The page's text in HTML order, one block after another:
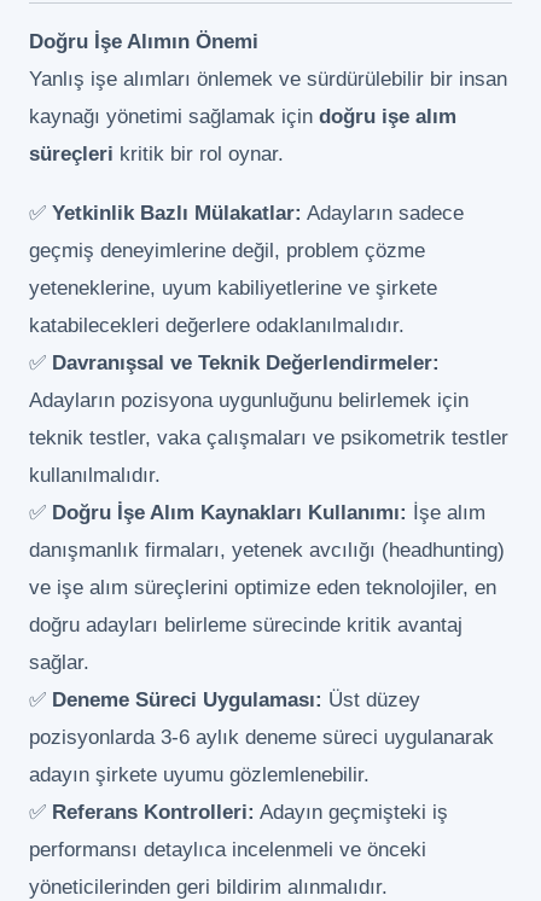
Doğru İşe Alımın Önemi
Yanlış işe alımları önlemek ve sürdürülebilir bir insan
kaynağı yönetimi sağlamak için doğru işe alım
süreçleri kritik bir rol oynar.
✅ Yetkinlik Bazlı Mülakatlar: Adayların sadece
geçmiş deneyimlerine değil, problem çözme
yeteneklerine, uyum kabiliyetlerine ve şirkete
katabilecekleri değerlere odaklanılmalıdır.
✅ Davranışsal ve Teknik Değerlendirmeler:
Adayların pozisyona uygunluğunu belirlemek için
teknik testler, vaka çalışmaları ve psikometrik testler
kullanılmalıdır.
✅ Doğru İşe Alım Kaynakları Kullanımı: İşe alım
danışmanlık firmaları, yetenek avcılığı (headhunting)
ve işe alım süreçlerini optimize eden teknolojiler, en
doğru adayları belirleme sürecinde kritik avantaj
sağlar.
✅ Deneme Süreci Uygulaması: Üst düzey
pozisyonlarda 3-6 aylık deneme süreci uygulanarak
adayın şirkete uyumu gözlemlenebilir.
✅ Referans Kontrolleri: Adayın geçmişteki iş
performansı detaylıca incelenmeli ve önceki
yöneticilerinden geri bildirim alınmalıdır.